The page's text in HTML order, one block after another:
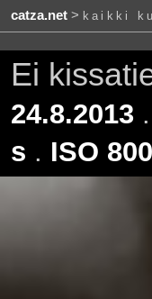
catza.net> kaikki
Ei
24.8.2013.
s . ISO